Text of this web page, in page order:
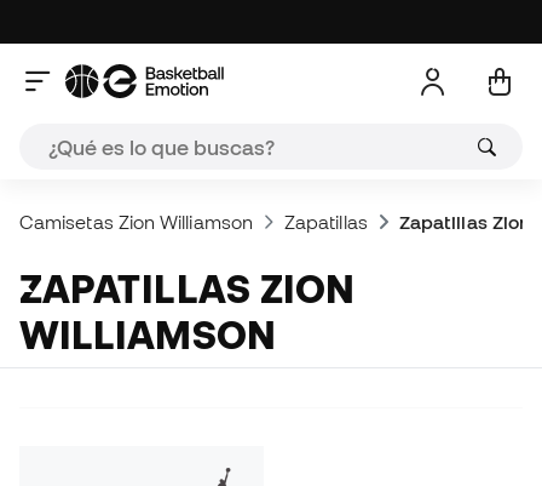
Camisetas Zion Williamson Zapatillas Zapatillas Zion
ZAPATILLAS ZION
WILLIAMSON